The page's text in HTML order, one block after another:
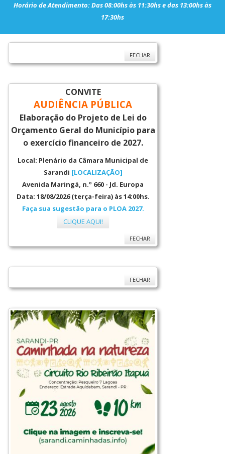
Horário de Atendimento: Das 08:00hs às 11:30hs e das 13:00hs às
17:30hs
FECHAR
CONVITE
AUDIÊNCIA PÚBLICA
Elaboração do Projeto de Lei do
Orçamento Geral do Município para
o exercício financeiro de 2027.
Local: Plenário da Câmara Municipal de
Sarandi [LOCALIZAÇÃO]
Avenida Maringá, n.º 660 - Jd. Europa
Data: 18/08/2026 (terça-feira) às 14:00hs.
Faça sua sugestão para o PLOA 2027.
CLIQUE AQUI!
FECHAR
FECHAR